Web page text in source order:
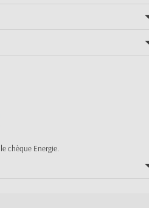
chèque Energie.